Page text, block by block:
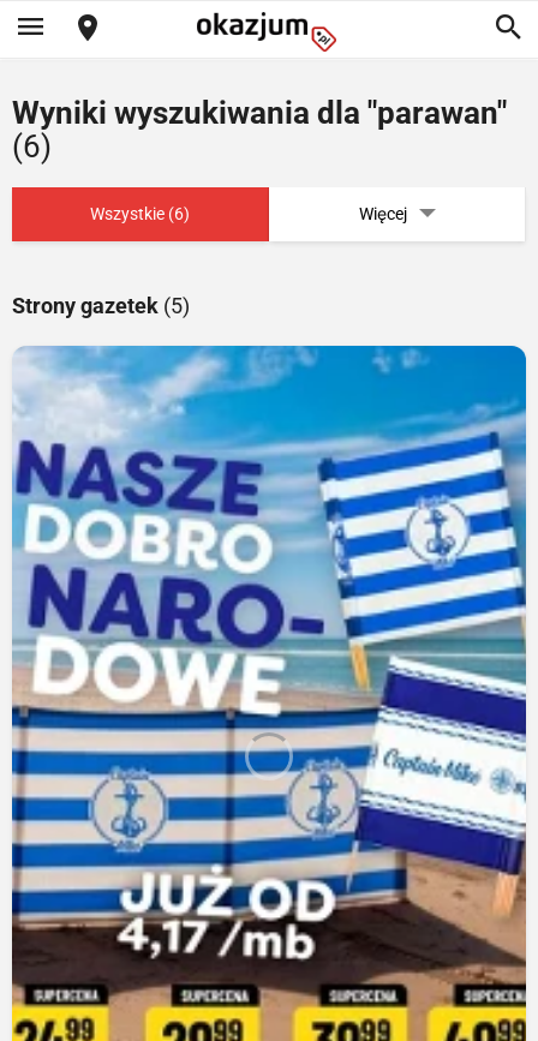
Wyniki wyszukiwania dla "parawan"
(6)
Wszystkie (6) Więcej
Strony gazetek (5)